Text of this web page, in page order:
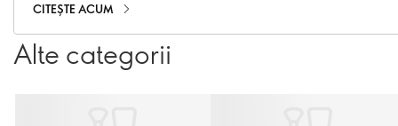
CITEȘTE ACUM
Alte categorii